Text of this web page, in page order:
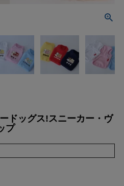
ドッグス!スニーカー・ヴ
プ